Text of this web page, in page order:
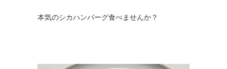
本気のシカハンバーグ食べませんか？